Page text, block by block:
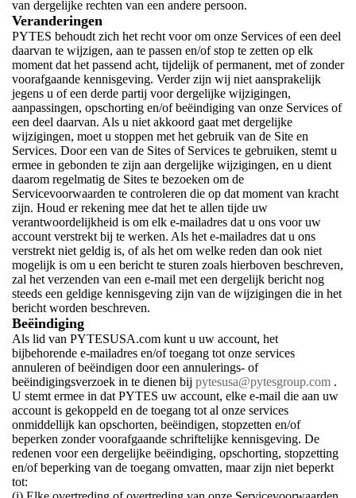
van dergelijke rechten van een andere persoon.
Veranderingen
PYTES behoudt zich het recht voor om onze Services of een deel
daarvan te wijzigen, aan te passen en/of stop te zetten op elk
moment dat het passend acht, tijdelijk of permanent, met of zonder
voorafgaande kennisgeving. Verder zijn wij niet aansprakelijk
jegens u of een derde partij voor dergelijke wijzigingen,
aanpassingen, opschorting en/of beëindiging van onze Services of
een deel daarvan. Als u niet akkoord gaat met dergelijke
wijzigingen, moet u stoppen met het gebruik van de Site en
Services. Door een van de Sites of Services te gebruiken, stemt u
ermee in gebonden te zijn aan dergelijke wijzigingen, en u dient
daarom regelmatig de Sites te bezoeken om de
Servicevoorwaarden te controleren die op dat moment van kracht
zijn. Houd er rekening mee dat het te allen tijde uw
verantwoordelijkheid is om elk e-mailadres dat u ons voor uw
account verstrekt bij te werken. Als het e-mailadres dat u ons
verstrekt niet geldig is, of als het om welke reden dan ook niet
mogelijk is om u een bericht te sturen zoals hierboven beschreven,
zal het verzenden van een e-mail met een dergelijk bericht nog
steeds een geldige kennisgeving zijn van de wijzigingen die in het
bericht worden beschreven.
Beëindiging
Als lid van PYTESUSA.com kunt u uw account, het
bijbehorende e-mailadres en/of toegang tot onze services
annuleren of beëindigen door een annulerings- of
beëindigingsverzoek in te dienen bij pytesusa@pytesgroup.com .
U stemt ermee in dat PYTES uw account, elke e-mail die aan uw
account is gekoppeld en de toegang tot al onze services
onmiddellijk kan opschorten, beëindigen, stopzetten en/of
beperken zonder voorafgaande schriftelijke kennisgeving. De
redenen voor een dergelijke beëindiging, opschorting, stopzetting
en/of beperking van de toegang omvatten, maar zijn niet beperkt
tot: